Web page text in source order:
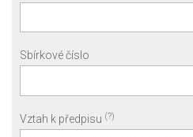
Sbírkové číslo
Vztah k předpisu (?)